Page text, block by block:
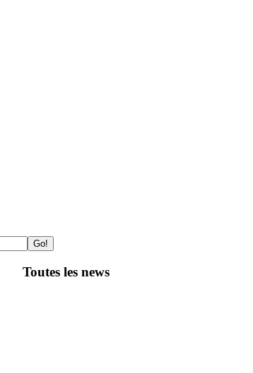
Toutes les news